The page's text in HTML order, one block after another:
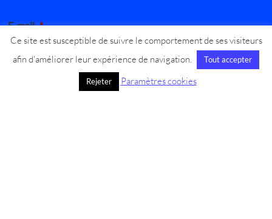
E-mail *
Ce site est susceptible de suivre le comportement de ses visiteurs
afin d'améliorer leur expérience de navigation.
Tout accepter
Rejeter Paramètres cookies